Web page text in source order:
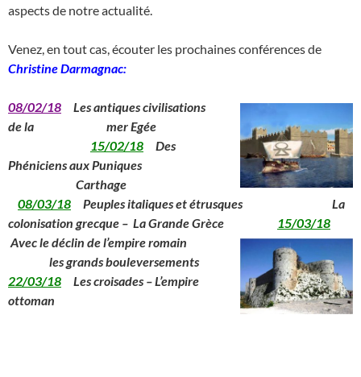
aspects de notre actualité.
Venez, en tout cas, écouter les prochaines conférences de
Christine Darmagnac:
08/02/18 Les antiquescivilisations
de la
mer Egée
15/02/18
Des
Phéniciens aux Puniques
Carthage
08/03/18 Peuples italiques et étrusques La
colonisation grecque – La Grande Grèce
15/03/18
Avec le déclin de l’empire romain
les grands bouleversements
22/03/18 Les croisades – L’empire
ottoman